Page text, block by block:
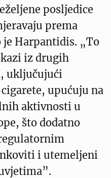
posljedice
prema
Harpantidis. „To
iz drugih
uključujući
upućuju na
aktivnosti u
što dodatno
i utemeljeni